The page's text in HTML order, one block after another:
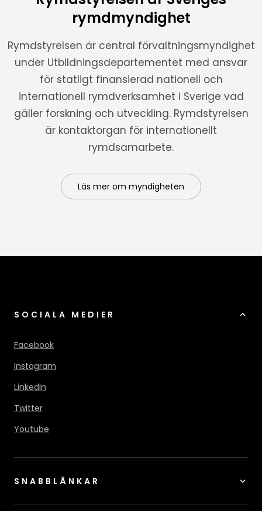
rymdmyndighet
Rymdstyrelsen är central förvaltningsmyndighet
under Utbildningsdepartementet med ansvar
för statligt finansierad nationell och
internationell rymdverksamhet i Sverige vad
gäller forskning och utveckling. Rymdstyrelsen
är kontaktorgan för internationellt
rymdsamarbete.
Läs mer om myndigheten
SOCIALA MEDIER
Facebook
Instagram
LinkedIn
Twitter
Youtube
SNABBLÄNKAR